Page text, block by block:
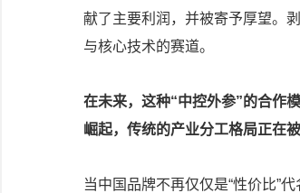
献了主要利润，并被寄予厚望。
与核心技术的赛道。
在未来，这种“中控外参”的合作
崛起，传统的产业分工格局正在被
当中国品牌不再仅仅是“性价比”